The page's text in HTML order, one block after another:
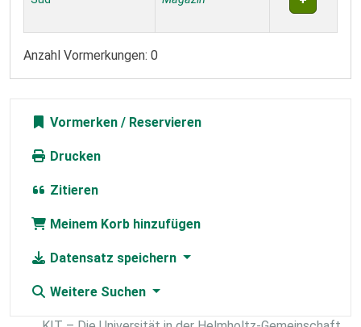
Anzahl Vormerkungen: 0
Vormerken
Drucken
Zitieren
Meinem Korb hinzufügen
Datensatz speichern
Weitere Suchen